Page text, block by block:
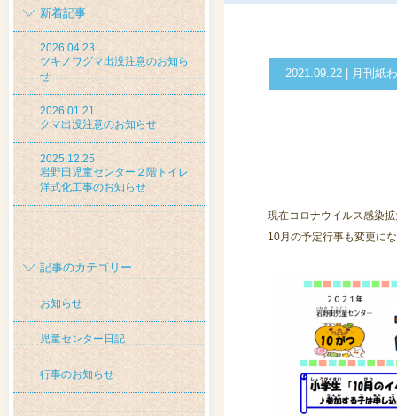
新着記事
2026.04.23
ツキノワグマ出没注意のお知ら
せ
2026.01.21
クマ出没注意のお知らせ
2025.12.25
岩野田児童センター２階トイレ
洋式化工事のお知らせ
記事のカテゴリー
お知らせ
児童センター日記
行事のお知らせ
2021.09.22 | 月刊紙
現在コロナウイルス感染
10月の予定行事も変更に